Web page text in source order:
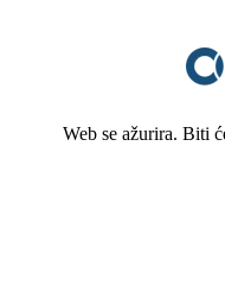
Web se ažurira. Biti